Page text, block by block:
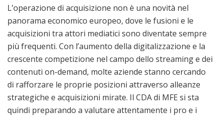
L’operazione di acquisizione non è una novità nel
panorama economico europeo, dove le fusioni e le
acquisizioni tra attori mediatici sono diventate sempre
più frequenti. Con l’aumento della digitalizzazione e la
crescente competizione nel campo dello streaming e dei
contenuti on-demand, molte aziende stanno cercando
di rafforzare le proprie posizioni attraverso alleanze
strategiche e acquisizioni mirate. Il CDA di MFE si sta
quindi preparando a valutare attentamente i pro e i